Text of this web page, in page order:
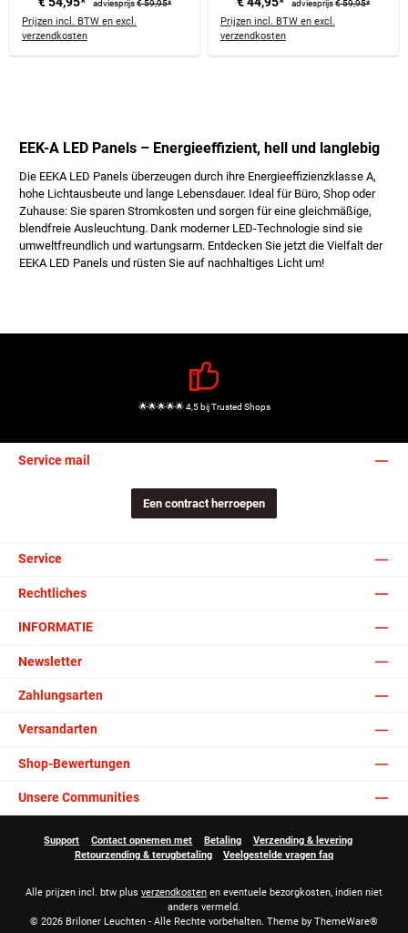
adviesprijs€ 59,95*
Prijzen incl. BTW en excl.
verzendkosten
adviesprijs€ 59,95*
Prijzen incl. BTW en excl.
verzendkosten
EEK-A LED Panels – Energieeffizient, hell und langlebig
Die EEKA LED Panels überzeugen durch ihre Energieeffizienzklasse A,
hohe Lichtausbeute und lange Lebensdauer. Ideal für Büro, Shop oder
Zuhause: Sie sparen Stromkosten und sorgen für eine gleichmäßige,
blendfreie Ausleuchtung. Dank moderner LED-Technologie sind sie
umweltfreundlich und wartungsarm. Entdecken Sie jetzt die Vielfalt der
EEKA LED Panels und rüsten Sie auf nachhaltiges Licht um!
🌟🌟🌟🌟🌟 4,5 bij Trusted Shops
Service mail
Een contract herroepen
Service
Rechtliches
INFORMATIE
Newsletter
Zahlungsarten
Versandarten
Shop-Bewertungen
Unsere Communities
Support Contact opnemen met Betaling
Verzending & levering
Retourzending & terugbetaling
Veelgestelde vragen faq
Alle prijzen incl. btw plus verzendkosten en eventuele bezorgkosten, indien niet
anders vermeld.
© 2026 Briloner Leuchten - Alle Rechte vorbehalten. Theme by ThemeWare®